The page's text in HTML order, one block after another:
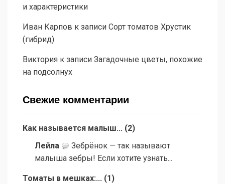
и характеристики
Иван Карпов к записи Сорт томатов Хрустик
(гибрид)
Виктория к записи Загадочные цветы, похожие
на подсолнух
Свежие комментарии
Как называется малыш... (2)
Лейла
Зебрёнок — так называют
малыша зебры! Если хотите узнать...
Томаты в мешках:... (1 )